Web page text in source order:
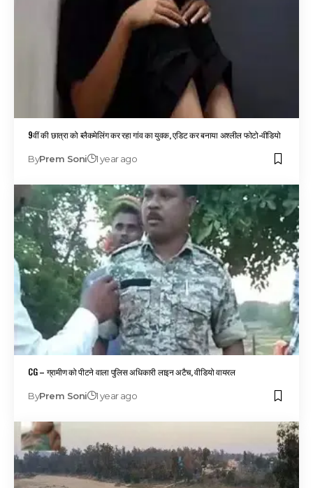
9वीं की छात्रा को ब्लैकमेलिंग कर रहा गांव का युवक, एडिट कर बनाया अश्लील फोटो-वीडियो
ByPrem Soni 1 year ago
CG – ग्रामीण को पीटने वाला पुलिस अधिकारी लाइन अटैच, वीडियो वायरल
ByPrem Soni 1 year ago